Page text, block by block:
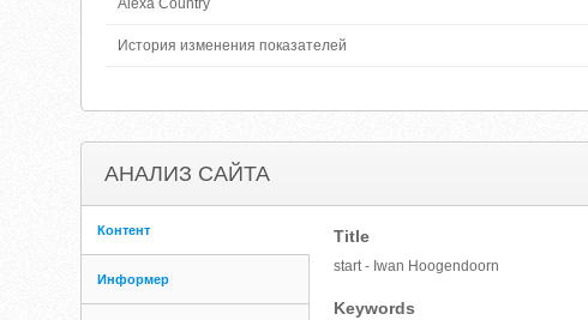
Alexa Country
История изменения показателей
АНАЛИЗ САЙТА
Контент
Информер
Title
start - Iwan Hoogendoorn
Keywords